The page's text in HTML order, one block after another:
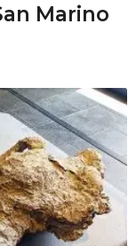
Marino